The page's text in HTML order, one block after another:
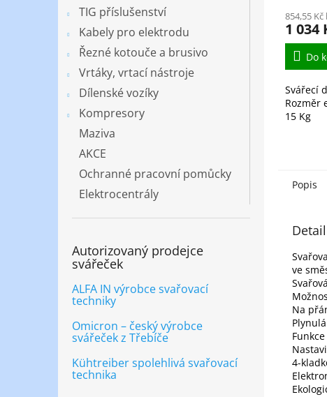
TIG příslušenství
Kabely pro elektrodu
Řezné kotouče a brusivo
Vrtáky, vrtací nástroje
Dílenské vozíky
Kompresory
Maziva
AKCE
Ochranné pracovní pomůcky
Elektrocentrály
Autorizovaný prodejce
svářeček
ALFA IN výrobce svařovací
techniky
Omicron – český výrobce
svářeček z Třebíče
Kühtreiber spolehlivá svařovací
technika
854,55 Kč
1 034
Do
Svářecí
Rozměr
15 Kg
Popis
ve
Na
4-